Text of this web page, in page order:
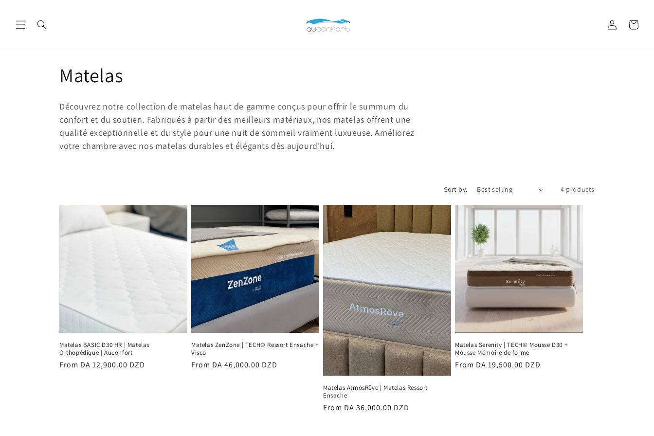
Log
in
Cart
C
o
l
l
c
n
:
Matelas
Découvrez notre collection de matelas haut de gamme conçus pour offrir le summum du
confort et du soutien. Fabriqués à partir des meilleurs matériaux, nos matelas offrent une
qualité exceptionnelle et du style pour une nuit de sommeil vraiment luxueuse. Améliorez
votre chambre avec nos matelas durables et élégants dès aujourd'hui.
Sort by: 4 products
Matelas BASIC D30 HR | Matelas
Orthopédique | Auconfort
Regular
From DA 12,900.00 DZD
Matelas ZenZone | TECH© Ressort Ensache +
Visco
Regular
From DA 46,000.00 DZD
Matelas AtmosRêve | Matelas Ressort
Ensache
Regular
From DA 36,000.00 DZD
Matelas Serenity | TECH© Mousse D30 +
Mousse Mémoire de forme
Regular
From DA 19,500.00 DZD